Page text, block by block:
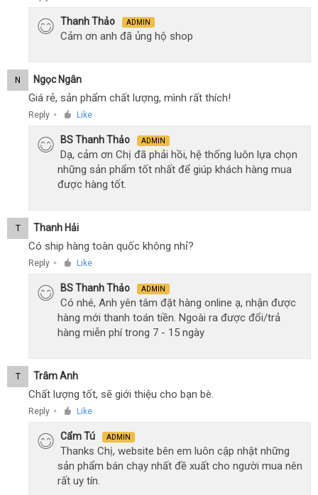
Thanh Thảo ADMIN
Cảm ơn anh đã ủng hộ shop
N Ngọc Ngân
Giá rẻ, sản phẩm chất lượng, mình rất thích!
Reply ● Like
BS Thanh Thảo ADMIN
Dạ, cảm ơn Chị đã phải hồi, hệ thống luôn lựa chọn
những sản phẩm tốt nhất để giúp khách hàng mua
được hàng tốt.
T Thanh Hải
Có ship hàng toàn quốc không nhỉ?
Reply ● Like
BS Thanh Thảo ADMIN
Có nhé, Anh yên tâm đặt hàng online ạ, nhận được
hàng mới thanh toán tiền. Ngoài ra được đổi/trả
hàng miễn phí trong 7 - 15 ngày
T Trâm Anh
Chất lượng tốt, sẽ giới thiệu cho bạn bè.
Reply ● Like
Cẩm Tú ADMIN
Thanks Chị, website bên em luôn cập nhật những
sản phẩm bán chạy nhất đề xuất cho người mua nên
rất uy tín.